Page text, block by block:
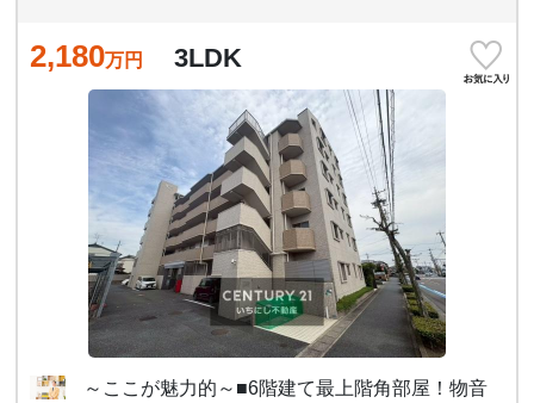
2,180万円 3LDK
～ここが魅力的～■6階建て最上階角部屋！物音